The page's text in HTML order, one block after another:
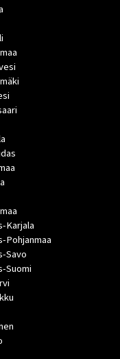
Karjala
Pohjanmaa
Savo
Suomi